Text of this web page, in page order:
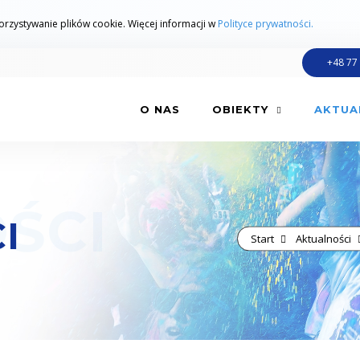
plików cookie. Więcej informacji w Polityce prywatności.
+48
O NAS OBIEKTY
Start Aktualności